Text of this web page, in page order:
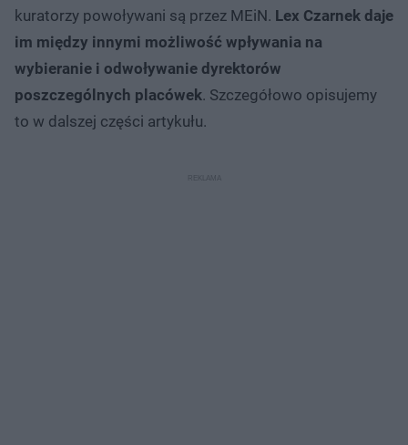
kuratorzy powoływani są przez MEiN. Lex Czarnek daje
im między innymi możliwość wpływania na
wybieranie i odwoływanie dyrektorów
poszczególnych placówek. Szczegółowo opisujemy
to w dalszej części artykułu.